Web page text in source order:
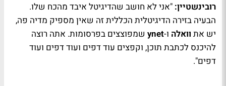
רובינשטיין: "אני לא חושב שהדיגיטל איבד מהכח שלו.
הבעיה בזירה הדיגיטלית הכללית זה שאין מספיק מדיה פה,
יש את וואלה ו-ynet שמפוצצים בפרסומות. אתה רוצה
להיכנס לכתבת תוכן, וקפצים עוד דפים ועוד דפים ועוד
דפים".